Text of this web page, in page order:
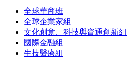
全球華商班
全球企業家組
文化創意、科技與資通創新組
國際金融組
生技醫療組